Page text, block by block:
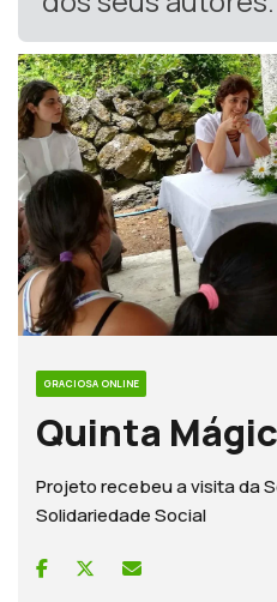
GRACIOSA ONLINE
Quinta
Projeto recebeu a visita da
Solidariedade Social